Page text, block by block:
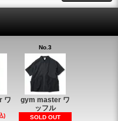
ワ
)
No.3
gym master ワ
ッフル
SOLD OUT